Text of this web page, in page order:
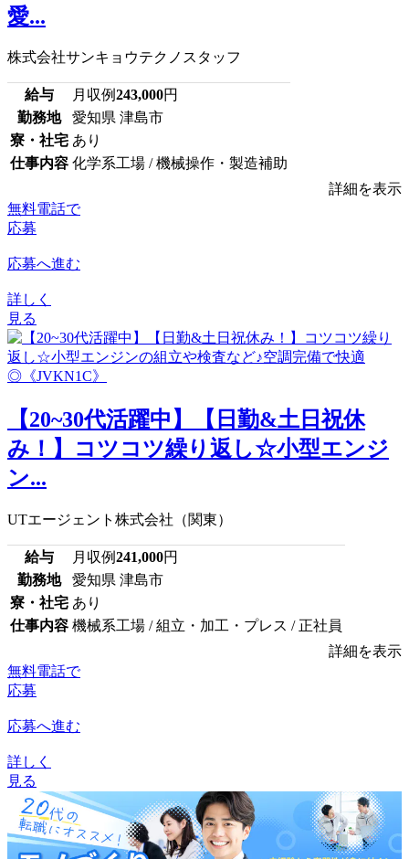
愛...
株式会社サンキョウテクノスタッフ
給与 月収例243,000円
勤務地
愛知県 津島市
寮・社宅 あり
仕事内容 化学系工場 / 機械操作・製造補助
詳細を表示
無料電話で
応募
応募へ進む
詳しく
見る
【20~30代活躍中】【日勤&土日祝休
み！】コツコツ繰り返し☆小型エンジ
ン...
UTエージェント株式会社（関東）
給与 月収例241,000円
勤務地
愛知県 津島市
寮・社宅 あり
仕事内容 機械系工場 / 組立・加工・プレス / 正社員
詳細を表示
無料電話で
応募
応募へ進む
詳しく
見る